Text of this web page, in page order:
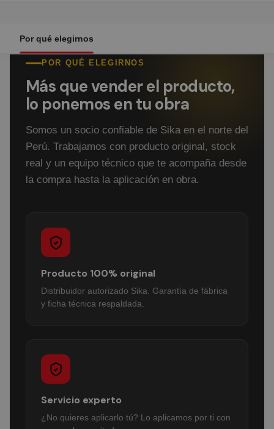
Por qué elegirnos
POR QUÉ ELEGIRNOS
Más que vender el producto,
lo ponemos en tu obra
Somos un socio confiable de Sika en el norte del
Perú. Trabajamos con producto original, stock
real y un equipo técnico que te acompaña desde
la compra hasta la aplicación en obra.
Producto 100% original
Distribuidor autorizado Sika. Garantía de fábrica
y ficha técnica respaldada.
Servicio experto
¿No quieres aplicarlo tú? Lo aplicamos por ti con